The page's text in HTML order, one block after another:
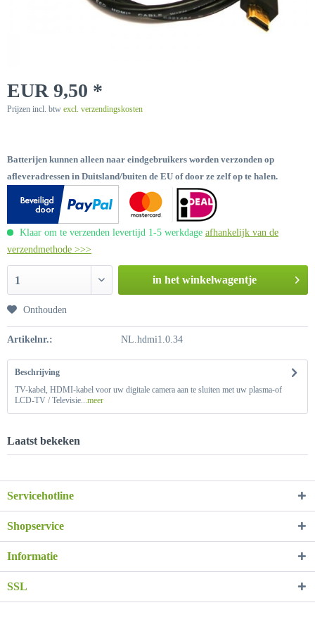
EUR 9,50 *
Prijzen incl. btw excl. verzendingskosten
Batterijen kunnen alleen naar eindgebruikers worden verzonden op
afleveradressen in Duitsland/buiten de EU of door ze zelf op te halen.
Klaar om te verzenden levertijd 1-5 werkdage afhankelijk van de
verzendmethode >>>
1 in het winkelwagentje
Onthouden
Artikelnr.: NL.hdmi1.0.34
Beschrijving
TV-kabel, HDMI-kabel voor uw digitale camera aan te sluiten met uw plasma-of
LCD-TV / Televisie...meer
Laatst bekeken
Servicehotline
Shopservice
Informatie
SSL